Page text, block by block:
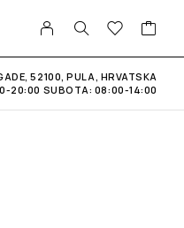
52100, PULA, HRVATSKA
20:00 SUBOTA: 08:00-14:00